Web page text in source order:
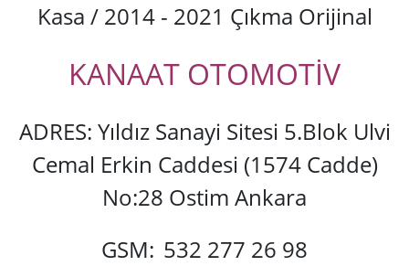
Kasa / 2014 - 2021 Çıkma Orijinal
KANAAT OTOMOTİV
ADRES: Yıldız Sanayi Sitesi 5.Blok Ulvi
Cemal Erkin Caddesi (1574 Cadde)
No:28 Ostim Ankara
GSM: 532 277 26 98